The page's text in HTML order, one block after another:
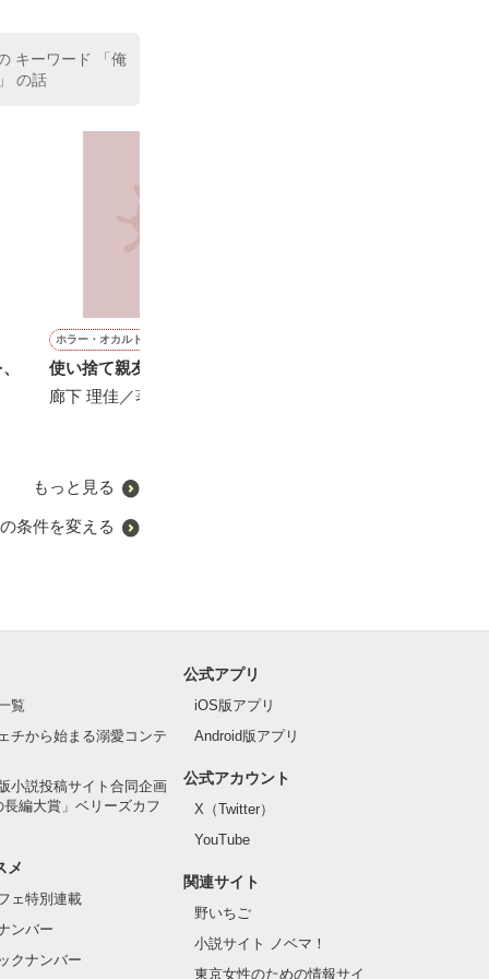
居まで提案
キーワード 「俺
の話
ホラー・オカルト
使い捨て親友童話
廊下 理佳／著
もっと見る
条件を変える
覧
チから始まる溺愛コンテ
小説投稿サイト合同企画
長編大賞」ベリーズカフ
メ
ェ特別連載
ンバー
クナンバー
公式アプリ
iOS版アプリ
Android版アプリ
公式アカウント
X（Twitter）
YouTube
関連サイト
野いちご
小説サイト ノベマ！
東京女性のための情報サイ